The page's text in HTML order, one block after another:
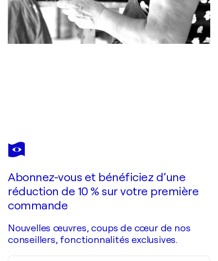
ELENA ZAPASSKY
Pink lisianthus
Abonnez-vous et bénéficiez d’une
réduction de 10 % sur votre première
commande
Nouvelles œuvres, coups de cœur de nos
conseillers, fonctionnalités exclusives.